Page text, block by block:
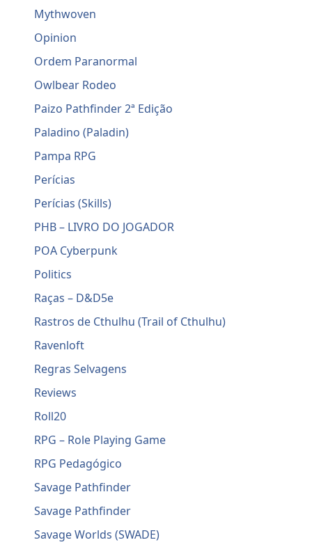
Mythwoven
Opinion
Ordem Paranormal
Owlbear Rodeo
Paizo Pathfinder 2ª Edição
Paladino (Paladin)
Pampa RPG
Perícias
Perícias (Skills)
PHB – LIVRO DO JOGADOR
POA Cyberpunk
Politics
Raças – D&D5e
Rastros de Cthulhu (Trail of Cthulhu)
Ravenloft
Regras Selvagens
Reviews
Roll20
RPG – Role Playing Game
RPG Pedagógico
Savage Pathfinder
Savage Pathfinder
Savage Worlds (SWADE)